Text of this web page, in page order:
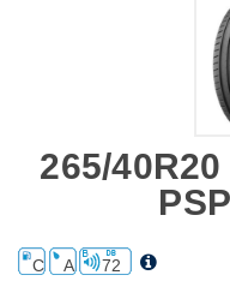
265/
C A 72